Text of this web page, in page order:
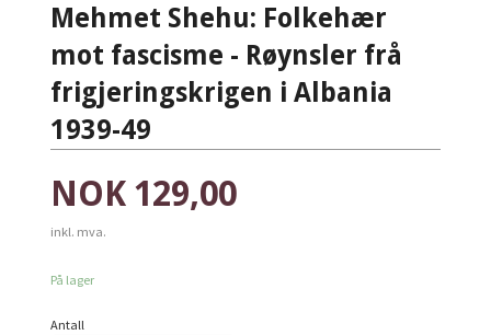
Mehmet Shehu: Folkehær
mot fascisme - Røynsler frå
frigjeringskrigen i Albania
1939-49
Pris
NOK 129,00
inkl. mva.
På lager
Antall